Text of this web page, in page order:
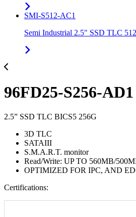
SMI-S512-AC1
Semi Industrial 2.5" SSD TLC
96FD25-S256-AD1
2.5” SSD TLC BICS5 256G
3D TLC
SATAIII
S.M.A.R.T. monitor
Read/Write: UP TO 560MB/
OPTIMIZED FOR IPC, AND
Certifications: